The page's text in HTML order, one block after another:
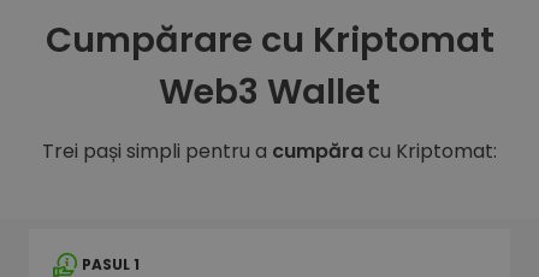
Cumpărare cu Kriptomat
Web3 Wallet
Trei pași simpli pentru a cumpăracu Kriptomat:
PASUL 1